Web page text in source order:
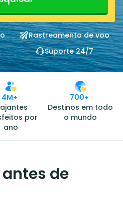
Rastreamento de voo
Suporte 24/7
4M+
por
ano
700+
Destinos em todo
o mundo
de